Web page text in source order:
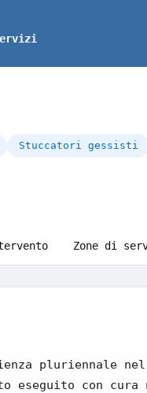
Stuccatori gessisti
Zone di
pluriennale
con cura